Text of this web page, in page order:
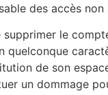
des accès non
le
quelconque
de son
un dommage